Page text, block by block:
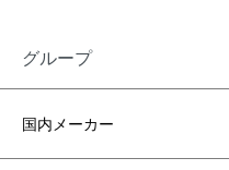
グループ
国内メーカー